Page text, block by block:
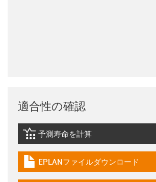
適合性の確認
igus-icon-lebensdauerrechner
予測寿命を計算
igus-icon-download-plan
EPLANファイルダウンロード